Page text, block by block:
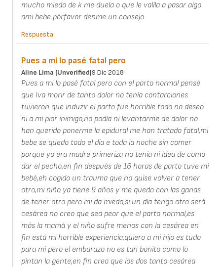
mucho miedo de k me duela o que le vallla a pasar algo
ami bebe pórfavor denme un consejo
Respuesta
Pues a mi lo pasé fatal pero
Aline Lima (unverified)9 Dic 2018
Pues a mi lo pasé fatal pero con el parto normal pensé
que Iva morir de tanto dolor no tenía contarciones
tuvieron que induzir el parto fue horrible todo no deseo
ni a mi pior inimigo,no podía ni levantarme de dolor no
han querido ponerme la epidural me han tratado fatal,mi
bebe se quedo todo el día e toda la noche sin comer
porque yo era madre primeriza no tenía ni idea de como
dar el pecho,en fin después de 16 horas de parto tuve mi
bebé,eh cogido un trauma que no quise volver a tener
otro,mi niño ya tiene 9 años y me quedo con las ganas
de tener otro pero mi da miedo,si un día tengo otro será
cesárea no creo que sea peor que el parto normal,es
más la mamá y el niño sufre menos con la cesárea en
fin está mi horrible experiencia,quiero a mi hijo es tudo
para mi pero el embarazo no es tan bonito como lo
pintan la gente,en fin creo que los dos tanto cesárea